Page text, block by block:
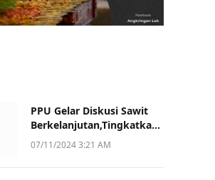
PPU Gelar Diskusi Sawit
Berkelanjutan,Tingkatkan
Daya Saing dan Kualitas
07/11/2024 3:21 AM